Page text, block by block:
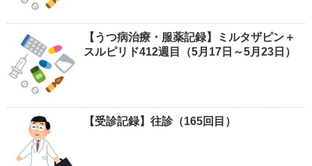
【うつ病治療・服薬記録】ミルタザピン＋
スルピリド412週目（5月17日～5月23日）
【受診記録】往診（165回目）